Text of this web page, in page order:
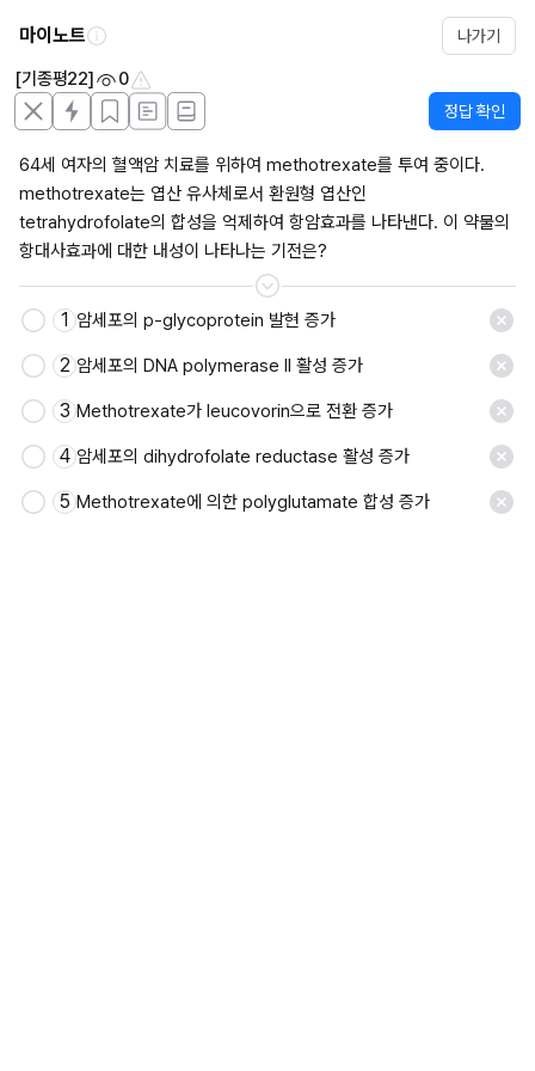
마이노트 나가기
[기종평22] 0
정답 확인
64세 여자의 혈액암 치료를 위하여 methotrexate를 투여 중이다.
methotrexate는 엽산 유사체로서 환원형 엽산인
tetrahydrofolate의 합성을 억제하여 항암효과를 나타낸다. 이 약물의
항대사효과에 대한 내성이 나타나는 기전은?
저장
1 암세포의 p-glycoprotein 발현 증가
2 암세포의 DNA polymerase II 활성 증가
3 Methotrexate가 leucovorin으로 전환 증가
4 암세포의 dihydrofolate reductase 활성 증가
5 Methotrexate에 의한 polyglutamate 합성 증가